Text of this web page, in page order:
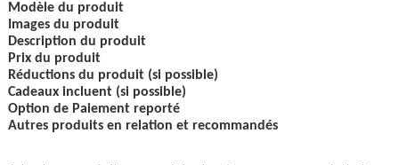
Modèle du produit
Images du produit
Description du produit
Prix du produit
Réductions du produit (si possible)
Cadeaux incluent (si possible)
Option de Paiement reporté
Autres produits en relation et recommandés